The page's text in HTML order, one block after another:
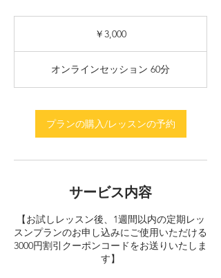
￥3,000
オンラインセッション 60分
プランの購入/レッスンの予約
サービス内容
【お試しレッスン後、1週間以内の定期レッ
スンプランのお申し込みにご使用いただける
3000円割引クーポンコードをお送りいたしま
す】